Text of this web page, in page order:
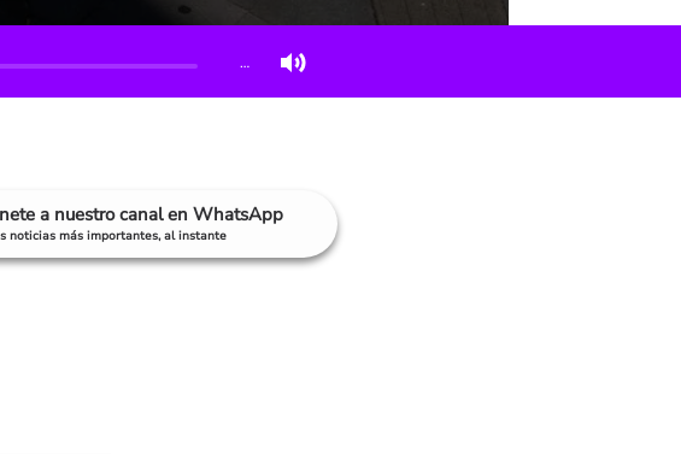
…
a nuestro canal en WhatsApp
noticias más importantes, al instante